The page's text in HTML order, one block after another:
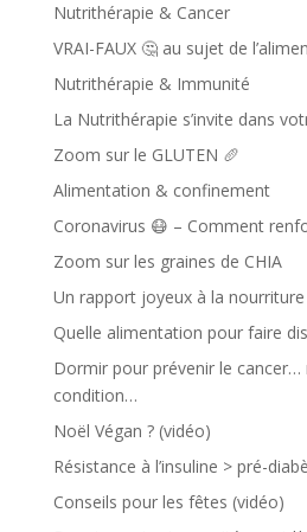
Nutrithérapie & Cancer
VRAI-FAUX 🤔 au sujet de
Nutrithérapie & Immunité
La Nutrithérapie s’invite dans
Zoom sur le GLUTEN 🥖
Alimentation & confinement
Coronavirus 😷 – Comment
Zoom sur les graines de CHIA
Un rapport joyeux à la nourriture
Quelle alimentation pour faire
Dormir pour prévenir le cancer…
condition…
Noël Végan ? (vidéo)
Résistance à l’insuline > pré-
Conseils pour les fêtes (vidéo)